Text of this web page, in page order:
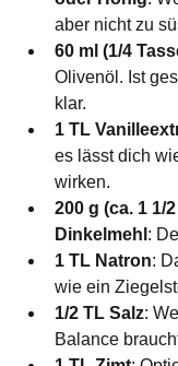
aber nicht zu
60 ml (1/4
Olivenöl. Ist
klar.
1 TL
es lässt dich
wirken.
200 g (ca. 1 1/
Dinkelmehl :
1 TL Natron:
wie ein
1/2 TL Salz:
Balance